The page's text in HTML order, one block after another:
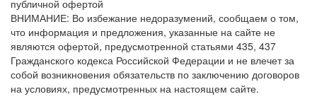
публичной офертой
ВНИМАНИЕ: Во избежание недоразумений, сообщаем о том,
что информация и предложения, указанные на сайте не
являются офертой, предусмотренной статьями 435, 437
Гражданского кодекса Российской Федерации и не влечет за
собой возникновения обязательств по заключению договоров
на условиях, предусмотренных на настоящем сайте.